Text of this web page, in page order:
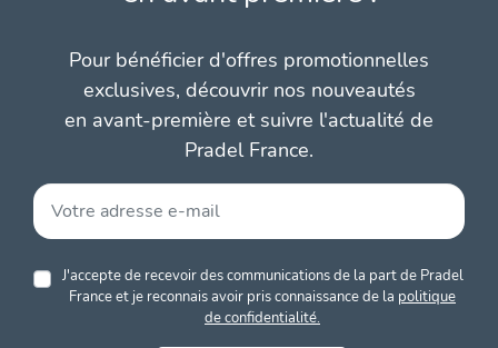
Pour bénéficier d'offres promotionnelles
exclusives, découvrir nos nouveautés
en avant-première et suivre l'actualité de
Pradel France.
J'accepte de recevoir des communications de la part de Pradel
France et je reconnais avoir pris connaissance de la politique
de confidentialité.